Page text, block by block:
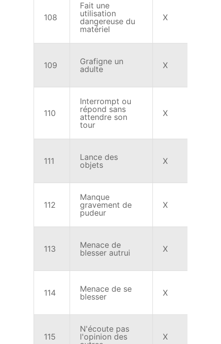
108
Fait une
utilisation
dangereuse du
matériel
X
109
Grafigne un
adulte
X
110
Interrompt ou
répond sans
attendre son
tour
X
111
Lance des
objets
X
112
Manque
gravement de
pudeur
X
113
Menace de
blesser autrui
X
114
Menace de se
blesser
X
115
N'écoute pas
l'opinion des
X